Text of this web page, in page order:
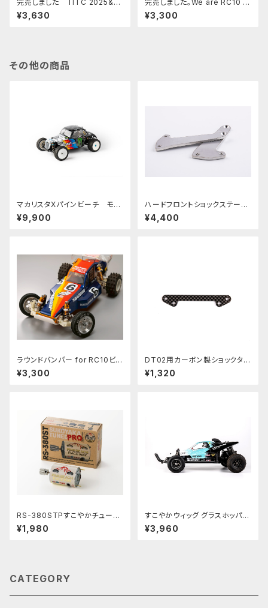
完売しました TITC 2025&パ
インビーチTシャツ
¥3,630
完売しました。We are RC10 L
over Tシャツ
¥3,300
その他の商品
マカリスタXパインビーチ モデ
ィファイドクーペボディ ステッカ
ーセット ケース無し
¥9,900
ハードフロントショックステーK
YOSHO ターボスコーピオン用
ステンレス/HGショック用PBRW
¥4,400
ラウンドバンパー for RC10ビン
テージシリーズ用 PBRW-3D
12 Round Bumper for Asso
¥3,300
DT02用カーボン製ショックタワ
¥1,320
RS-380STPすこやかチューン
モーターPRO10枚ピニオン付
¥1,980
すこやかウィッグ グラスホッパー
2用ブラックPBRW-3D03
¥3,960
CATEGORY